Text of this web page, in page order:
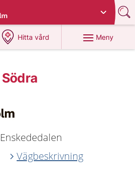
Hitta vård
på 1177.se
Meny
Södra
Vägbeskrivning